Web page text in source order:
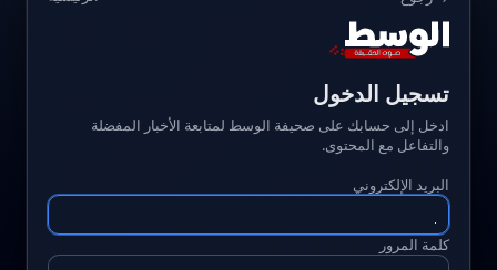
تسجيل الدخول
ادخل إلى حسابك على صحيفة الوسط لمتابعة الأخبار المفضلة
والتفاعل مع المحتوى.
البريد الإلكتروني
كلمة المرور